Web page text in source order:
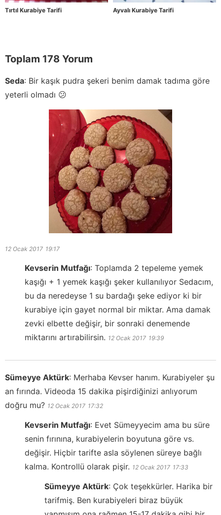
Tırtıl Kurabiye Tarifi Ayvalı Kurabiye Tarifi
Toplam 178 Yorum
Seda: Bir kaşık pudra şekeri benim damak tadıma göre
yeterli olmadı 😕
12 Ocak 2017 19:17
Kevserin Mutfağı: Toplamda 2 tepeleme yemek
kaşığı + 1 yemek kaşığı şeker kullanılıyor Sedacım,
bu da neredeyse 1 su bardağı şeke ediyor ki bir
kurabiye için gayet normal bir miktar. Ama damak
zevki elbette değişir, bir sonraki denemende
miktarını artırabilirsin. 12 Ocak 2017 19:39
Sümeyye Aktürk: Merhaba Kevser hanım. Kurabiyeler şu
an fırında. Videoda 15 dakika pişirdiğinizi anlıyorum
doğru mu? 12 Ocak 2017 17:32
Kevserin Mutfağı: Evet Sümeyyecim ama bu süre
senin fırınına, kurabiyelerin boyutuna göre vs.
değişir. Hiçbir tarifte asla söylenen süreye bağlı
kalma. Kontrollü olarak pişir. 12 Ocak 2017 17:33
Sümeyye Aktürk: Çok teşekkürler. Harika bir
tarifmiş. Ben kurabiyeleri biraz büyük